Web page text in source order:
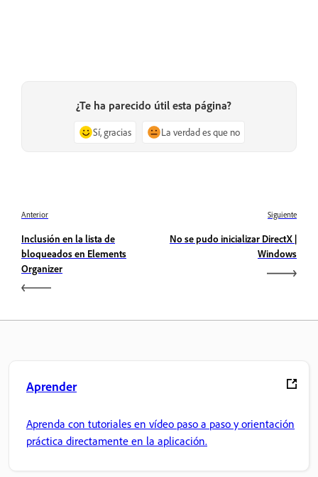
¿Te ha parecido útil esta página?
Sí, gracias La verdad es que no
Anterior
Inclusión en la lista de
bloqueados en Elements
Organizer
Siguiente
No se pudo inicializar DirectX |
Windows
Aprender
Aprenda con tutoriales en vídeo paso a paso y orientación
práctica directamente en la aplicación.